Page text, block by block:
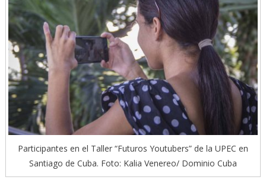
Participantes en el Taller “Futuros Youtubers” de la UPEC en
Santiago de Cuba. Foto: Kalia Venereo/ Dominio Cuba